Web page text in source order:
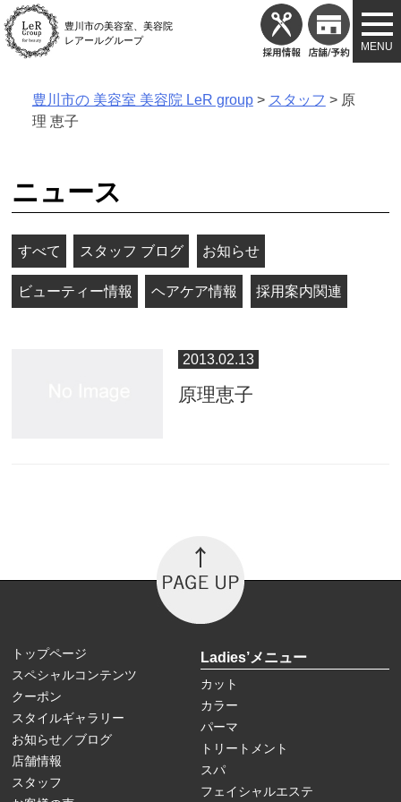
Skip
to
content
豊川市の美容室、美容院
レアールグループ
豊川市の 美容室 美容院 LeR group> スタッフ > 原
理 恵子
ニュース
すべて スタッフ ブログ お知らせ
ビューティー情報 ヘアケア情報 採用案内関連
2013.02.13
原理恵子
トップページ
スペシャルコンテンツ
クーポン
スタイルギャラリー
お知らせ／ブログ
店舗情報
スタッフ
Ladies’メニュー
カット
カラー
パーマ
トリートメント
スパ
フェイシャルエステ